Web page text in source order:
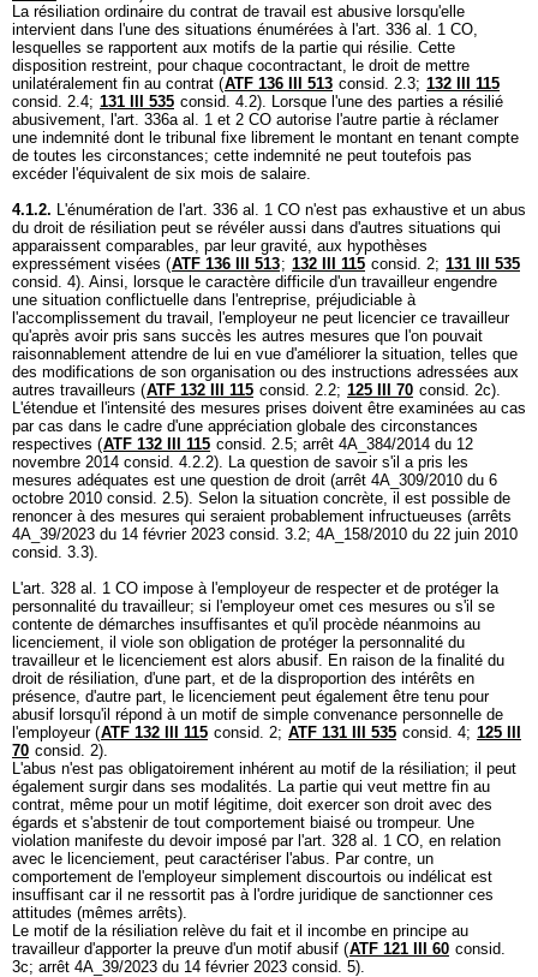
La résiliation ordinaire du contrat de travail est abusive lorsqu'elle
intervient dans l'une des situations énumérées à l'art. 336 al. 1 CO,
lesquelles se rapportent aux motifs de la partie qui résilie. Cette
disposition restreint, pour chaque cocontractant, le droit de mettre
unilatéralement fin au contrat (ATF 136 III 513 consid. 2.3; 132 III 115
consid. 2.4; 131 III 535 consid. 4.2). Lorsque l'une des parties a résilié
abusivement, l'art. 336a al. 1 et 2 CO autorise l'autre partie à réclamer
une indemnité dont le tribunal fixe librement le montant en tenant compte
de toutes les circonstances; cette indemnité ne peut toutefois pas
excéder l'équivalent de six mois de salaire.
4.1.2. L'énumération de l'art. 336 al. 1 CO n'est pas exhaustive et un abus
du droit de résiliation peut se révéler aussi dans d'autres situations qui
apparaissent comparables, par leur gravité, aux hypothèses
expressément visées (ATF 136 III 513; 132 III 115 consid. 2; 131 III 535
consid. 4). Ainsi, lorsque le caractère difficile d'un travailleur engendre
une situation conflictuelle dans l'entreprise, préjudiciable à
l'accomplissement du travail, l'employeur ne peut licencier ce travailleur
qu'après avoir pris sans succès les autres mesures que l'on pouvait
raisonnablement attendre de lui en vue d'améliorer la situation, telles que
des modifications de son organisation ou des instructions adressées aux
autres travailleurs (ATF 132 III 115 consid. 2.2; 125 III 70 consid. 2c).
L'étendue et l'intensité des mesures prises doivent être examinées au cas
par cas dans le cadre d'une appréciation globale des circonstances
respectives (ATF 132 III 115 consid. 2.5; arrêt 4A_384/2014 du 12
novembre 2014 consid. 4.2.2). La question de savoir s'il a pris les
mesures adéquates est une question de droit (arrêt 4A_309/2010 du 6
octobre 2010 consid. 2.5). Selon la situation concrète, il est possible de
renoncer à des mesures qui seraient probablement infructueuses (arrêts
4A_39/2023 du 14 février 2023 consid. 3.2; 4A_158/2010 du 22 juin 2010
consid. 3.3).
L'art. 328 al. 1 CO impose à l'employeur de respecter et de protéger la
personnalité du travailleur; si l'employeur omet ces mesures ou s'il se
contente de démarches insuffisantes et qu'il procède néanmoins au
licenciement, il viole son obligation de protéger la personnalité du
travailleur et le licenciement est alors abusif. En raison de la finalité du
droit de résiliation, d'une part, et de la disproportion des intérêts en
présence, d'autre part, le licenciement peut également être tenu pour
abusif lorsqu'il répond à un motif de simple convenance personnelle de
l'employeur (ATF 132 III 115 consid. 2; ATF 131 III 535 consid. 4; 125 III
70 consid. 2).
L'abus n'est pas obligatoirement inhérent au motif de la résiliation; il peut
également surgir dans ses modalités. La partie qui veut mettre fin au
contrat, même pour un motif légitime, doit exercer son droit avec des
égards et s'abstenir de tout comportement biaisé ou trompeur. Une
violation manifeste du devoir imposé par l'art. 328 al. 1 CO, en relation
avec le licenciement, peut caractériser l'abus. Par contre, un
comportement de l'employeur simplement discourtois ou indélicat est
insuffisant car il ne ressortit pas à l'ordre juridique de sanctionner ces
attitudes (mêmes arrêts).
Le motif de la résiliation relève du fait et il incombe en principe au
travailleur d'apporter la preuve d'un motif abusif (ATF 121 III 60 consid.
3c; arrêt 4A_39/2023 du 14 février 2023 consid. 5).